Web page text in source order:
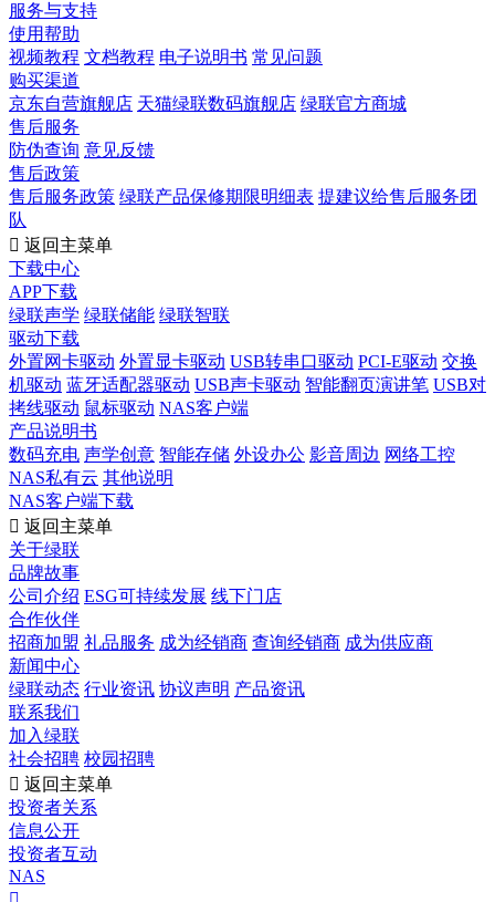
服务与支持
使用帮助
视频教程 文档教程 电子说明书 常见问题
购买渠道
京东自营旗舰店 天猫绿联数码旗舰店 绿联官方商城
售后服务
防伪查询 意见反馈
售后政策
售后服务政策 绿联产品保修期限明细表 提建议给售后服务团
队
 返回主菜单
下载中心
APP下载
绿联声学 绿联储能 绿联智联
驱动下载
外置网卡驱动 外置显卡驱动 USB转串口驱动 PCI-E驱动 交换
机驱动 蓝牙适配器驱动 USB声卡驱动 智能翻页演讲笔 USB对
拷线驱动 鼠标驱动 NAS客户端
产品说明书
数码充电 声学创意 智能存储 外设办公 影音周边 网络工控
NAS私有云 其他说明
NAS客户端下载
 返回主菜单
关于绿联
品牌故事
公司介绍 ESG可持续发展 线下门店
合作伙伴
招商加盟 礼品服务 成为经销商 查询经销商 成为供应商
新闻中心
绿联动态 行业资讯 协议声明 产品资讯
联系我们
加入绿联
社会招聘 校园招聘
 返回主菜单
投资者关系
信息公开
投资者互动
NAS